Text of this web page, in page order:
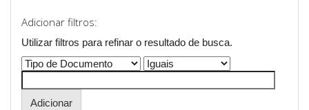
Adicionar filtros:
Utilizar filtros para refinar o resultado de busca.